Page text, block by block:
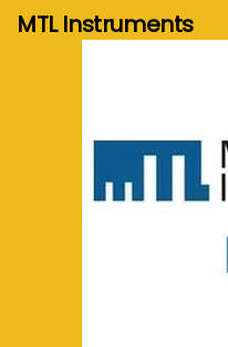
MTL Instruments